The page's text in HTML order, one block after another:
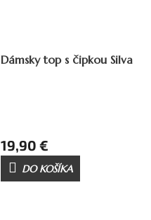
Dámsky top s čipkou Silva
19,90 €
DO KOŠÍKA